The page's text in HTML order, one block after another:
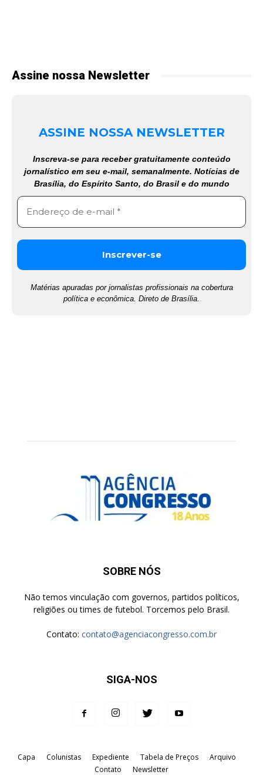
Assine nossa Newsletter
ASSINE NOSSA NEWSLETTER
Inscreva-se para receber gratuitamente conteúdo
jornalístico em seu e-mail, semanalmente. Notícias de
Brasília, do Espírito Santo, do Brasil e do mundo
Matérias apuradas por jornalistas profissionais na cobertura
política e econômica. Direto de Brasília.
SOBRE NÓS
Não temos vinculação com governos, partidos políticos,
religiões ou times de futebol. Torcemos pelo Brasil.
Contato: contato@agenciacongresso.com.br
SIGA-NOS
Capa Colunistas Expediente Tabela de Preços
Arquivo
Contato
Newsletter